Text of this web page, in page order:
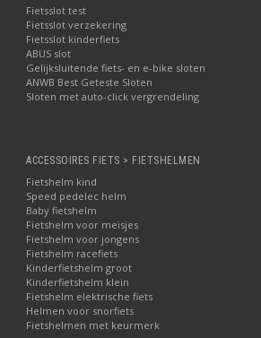
Fietsslot test
Fietsslot verzekering
Fietsslot kinderfiets
ABUS slot
Gelijksluitende fiets- en e-bike sloten
ANWB Best Geteste Sloten
Sloten met auto-click vergrendeling
ACCESSOIRES FIETS > FIETSHELMEN
Fietshelm kind
Speed pedelec helm
Baby fietshelm
Fietshelm voor meisjes
Fietshelm voor jongens
Fietshelm racefiets
Kinderfietshelm groot
Kinderfietshelm klein
Fietshelm elektrische fiets
Helmen voor snorfiets
Fietshelmen met keurmerk